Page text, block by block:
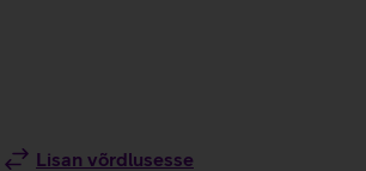
Lisan võrdlusesse